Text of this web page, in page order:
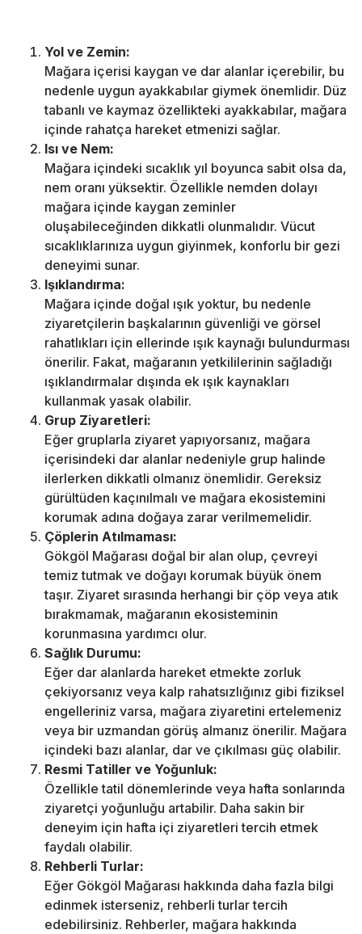
Yol ve Zemin:
Mağara içerisi kaygan ve dar alanlar içerebilir, bu
nedenle uygun ayakkabılar giymek önemlidir. Düz
tabanlı ve kaymaz özellikteki ayakkabılar, mağara
içinde rahatça hareket etmenizi sağlar.
Isı ve Nem:
Mağara içindeki sıcaklık yıl boyunca sabit olsa da,
nem oranı yüksektir. Özellikle nemden dolayı
mağara içinde kaygan zeminler
oluşabileceğinden dikkatli olunmalıdır. Vücut
sıcaklıklarınıza uygun giyinmek, konforlu bir gezi
deneyimi sunar.
Işıklandırma:
Mağara içinde doğal ışık yoktur, bu nedenle
ziyaretçilerin başkalarının güvenliği ve görsel
rahatlıkları için ellerinde ışık kaynağı bulundurması
önerilir. Fakat, mağaranın yetkililerinin sağladığı
ışıklandırmalar dışında ek ışık kaynakları
kullanmak yasak olabilir.
Grup Ziyaretleri:
Eğer gruplarla ziyaret yapıyorsanız, mağara
içerisindeki dar alanlar nedeniyle grup halinde
ilerlerken dikkatli olmanız önemlidir. Gereksiz
gürültüden kaçınılmalı ve mağara ekosistemini
korumak adına doğaya zarar verilmemelidir.
Çöplerin Atılmaması:
Gökgöl Mağarası doğal bir alan olup, çevreyi
temiz tutmak ve doğayı korumak büyük önem
taşır. Ziyaret sırasında herhangi bir çöp veya atık
bırakmamak, mağaranın ekosisteminin
korunmasına yardımcı olur.
Sağlık Durumu:
Eğer dar alanlarda hareket etmekte zorluk
çekiyorsanız veya kalp rahatsızlığınız gibi fiziksel
engelleriniz varsa, mağara ziyaretini ertelemeniz
veya bir uzmandan görüş almanız önerilir. Mağara
içindeki bazı alanlar, dar ve çıkılması güç olabilir.
Resmi Tatiller ve Yoğunluk:
Özellikle tatil dönemlerinde veya hafta sonlarında
ziyaretçi yoğunluğu artabilir. Daha sakin bir
deneyim için hafta içi ziyaretleri tercih etmek
faydalı olabilir.
Rehberli Turlar:
Eğer Gökgöl Mağarası hakkında daha fazla bilgi
edinmek isterseniz, rehberli turlar tercih
edebilirsiniz. Rehberler, mağara hakkında